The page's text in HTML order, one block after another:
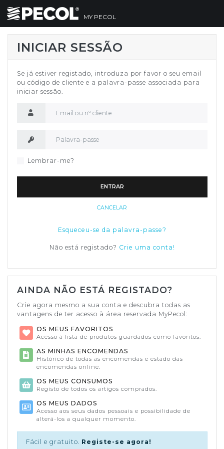
MY PECOL
INICIAR SESSÃO
Se já estiver registado, introduza por favor o seu email
ou código de cliente e a palavra-passe associada para
iniciar sessão.
Lembrar-me?
ENTRAR
CANCELAR
Esqueceu-se da palavra-passe?
Não está registado? Crie uma conta!
AINDA NÃO ESTÁ REGISTADO?
Crie agora mesmo a sua conta e descubra todas as
vantagens de ter acesso à área reservada MyPecol:
OS MEUS FAVORITOS
Acesso à lista de produtos guardados como favoritos.
AS MINHAS ENCOMENDAS
Histórico de todas as encomendas e estado das
encomendas online.
OS MEUS CONSUMOS
Registo de todos os artigos comprados.
OS MEUS DADOS
Acesso aos seus dados pessoais e possibilidade de
alterá-los a qualquer momento.
Fácil e gratuito. Registe-se agora!